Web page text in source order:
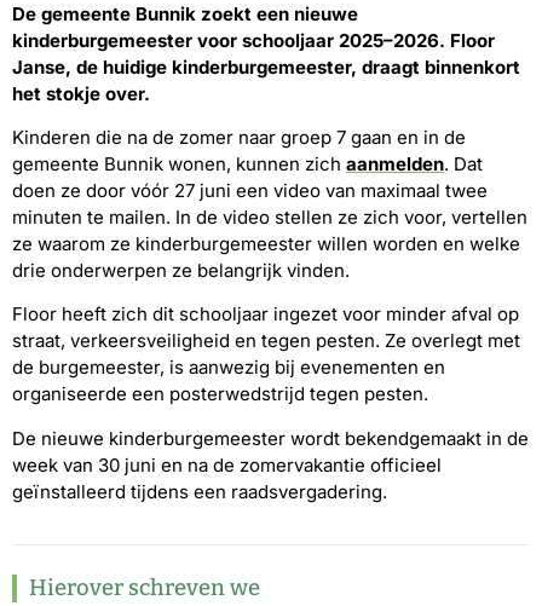
De gemeente Bunnik zoekt een nieuwe
kinderburgemeester voor schooljaar 2025–2026. Floor
Janse, de huidige kinderburgemeester, draagt binnenkort
het stokje over.
Kinderen die na de zomer naar groep 7 gaan en in de
gemeente Bunnik wonen, kunnen zich aanmelden. Dat
doen ze door vóór 27 juni een video van maximaal twee
minuten te mailen. In de video stellen ze zich voor, vertellen
ze waarom ze kinderburgemeester willen worden en welke
drie onderwerpen ze belangrijk vinden.
Floor heeft zich dit schooljaar ingezet voor minder afval op
straat, verkeersveiligheid en tegen pesten. Ze overlegt met
de burgemeester, is aanwezig bij evenementen en
organiseerde een posterwedstrijd tegen pesten.
De nieuwe kinderburgemeester wordt bekendgemaakt in de
week van 30 juni en na de zomervakantie officieel
geïnstalleerd tijdens een raadsvergadering.
Hierover schreven we